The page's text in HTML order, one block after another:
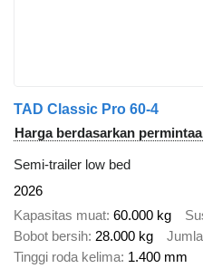
TAD Classic Pro 60-4
Harga berdasarkan
Semi-trailer low bed
2026
Kapasitas muat 60.000 kg
Bobot bersih 28.000 kg
Tinggi roda kelima 1.400 mm